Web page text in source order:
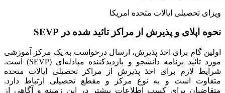
ویزای تحصیلی ایالات متحده امریکا
نحوه اپلای و پذیرش از مراکز تائید شده در SEVP
اولین گام برای اخذ پذیرش، ارسال درخواست به یک مرکز آموزشی
مورد تائید برنامه دانشجو و بازدیدکننده مبادله‌ای (SEVP) است.
شرایط لازم برای اخذ پذیرش از مراکز تحصیلی ایالات متحده
متفاوت است و به نوع مرکز و مقطع تحصیلی ارتباط دارد.
متقاضیان برای کسب اطلاعات بیشتر در این زمینه و آگاهی از